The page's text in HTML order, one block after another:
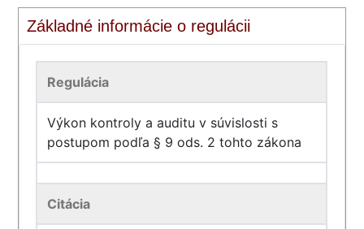
Základné informácie o regulácii
Regulácia
Výkon kontroly a auditu v súvislosti s
postupom podľa § 9 ods. 2 tohto zákona
Citácia